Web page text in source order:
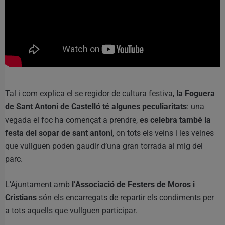
Tal i com explica el se regidor de cultura festiva, la Foguera
de Sant Antoni de Castelló té algunes peculiaritats: una
vegada el foc ha començat a prendre, es celebra també la
festa del sopar de sant antoni, on tots els veins i les veines
que vullguen poden gaudir d’una gran torrada al mig del
parc.
L’Ajuntament amb l’Associació de Festers de Moros i
Cristians són els encarregats de repartir els condiments per
a tots aquells que vullguen participar.